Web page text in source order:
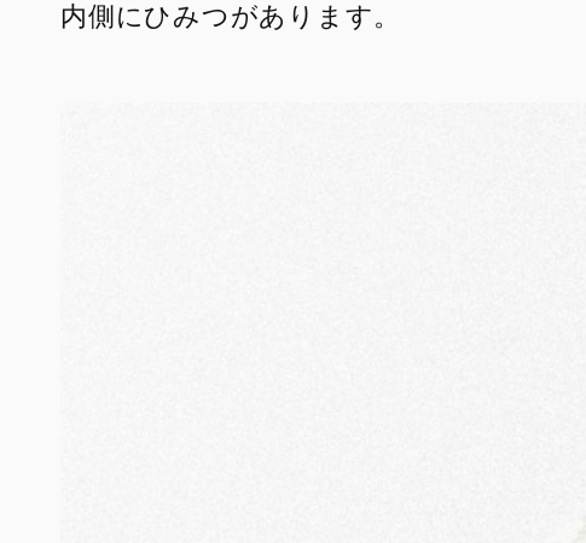
内側にひみつがあります。